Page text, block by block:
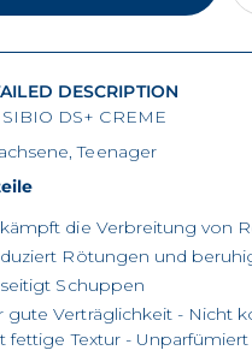
DESCRIPTION
DS+ CREME
Teenager
die Verbreitung von
Rötungen und
Schuppen
gute Verträglichkeit - Nicht
fettige Textur - Unparfümiert